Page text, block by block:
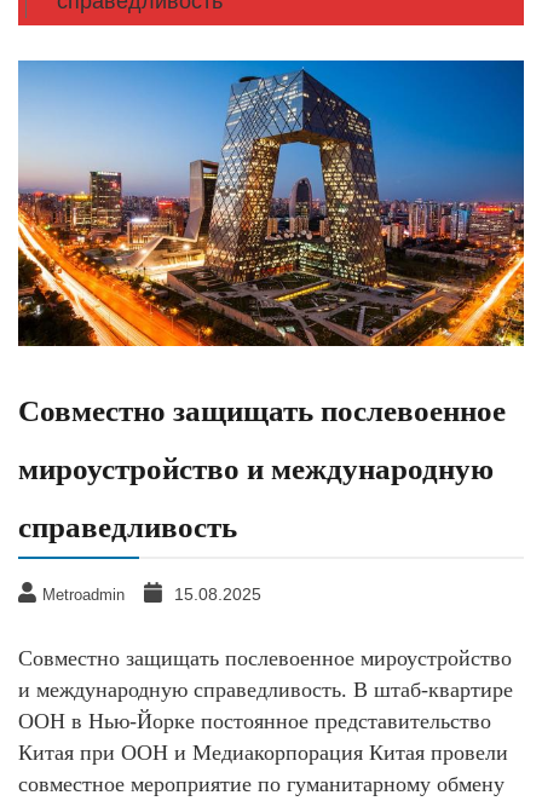
Совместно защищать послевоенное
мироустройство и международную
справедливость
Metroadmin 15.08.2025
Совместно защищать послевоенное мироустройство
и международную справедливость. В штаб-квартире
ООН в Нью-Йорке постоянное представительство
Китая при ООН и Медиакорпорация Китая провели
совместное мероприятие по гуманитарному обмену